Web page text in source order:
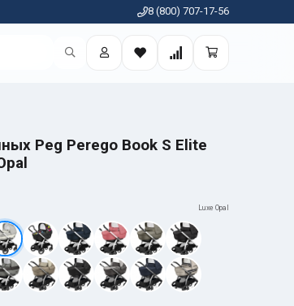
8 (800) 707-17-56
Peg Perego Book S Elite
Luxe Opal